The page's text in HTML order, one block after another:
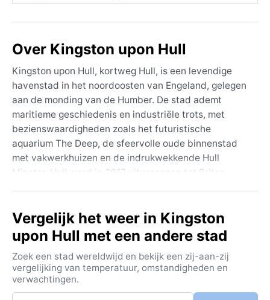
Over Kingston upon Hull
Kingston upon Hull, kortweg Hull, is een levendige
havenstad in het noordoosten van Engeland, gelegen
aan de monding van de Humber. De stad ademt
maritieme geschiedenis en industriële trots, met
bezienswaardigheden zoals het futuristische
aquarium The Deep, de sfeervolle oude binnenstad
met vakwerkhuizen en de indrukwekkende Hull
Minster. Hull werd in 2017 uitgeroepen tot Britse
door vlakke polders en het estuarium, geeft de stad
een open, winderig karakter en een weids uitzicht
over water en lucht.
Het klimaat in Hull valt onder de gematigd maritieme
zone (Köppen Cfb). De zomers zijn mild, met
gemiddelde temperaturen rond de 18 tot 20 graden
Vergelijk het weer in Kingston
upon Hull met een andere stad
Zoek een stad wereldwijd en bekijk een zij-aan-zij
vergelijking van temperatuur, omstandigheden en
verwachtingen.